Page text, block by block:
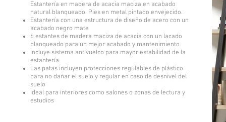
Estantería en madera de acacia maciza en acabado
natural blanqueado. Pies en metal pintado envejecido.
Estantería con una estructura de diseño de acero con un
acabado negro mate
6 estantes de madera maciza de acacia con un lacado
blanqueado para un mejor acabado y mantenimiento
Incluye sistema antivuelco para mayor estabilidad de la
estantería
Las patas incluyen protecciones regulables de plástico
para no dañar el suelo y regular en caso de desnivel del
suelo
Ideal para interiores como salones o zonas de lectura y
estudios